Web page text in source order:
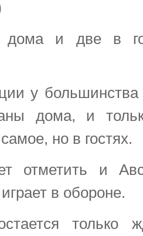
и две в
у
дома, и
но в гостях.
отметить и
в обороне.
только